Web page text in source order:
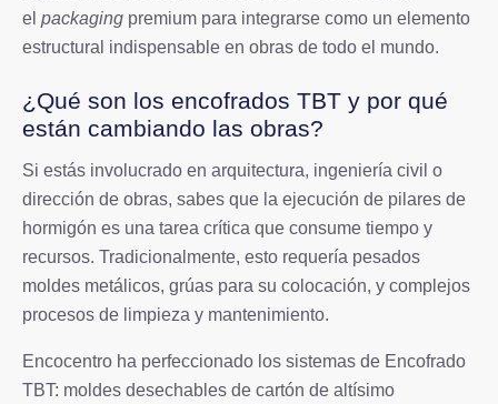
el packaging premium para integrarse como un elemento
estructural indispensable en obras de todo el mundo.
¿Qué son los encofrados TBT y por qué
están cambiando las obras?
Si estás involucrado en arquitectura, ingeniería civil o
dirección de obras, sabes que la ejecución de pilares de
hormigón es una tarea crítica que consume tiempo y
recursos. Tradicionalmente, esto requería pesados
moldes metálicos, grúas para su colocación, y complejos
procesos de limpieza y mantenimiento.
Encocentro ha perfeccionado los sistemas de Encofrado
TBT: moldes desechables de cartón de altísimo